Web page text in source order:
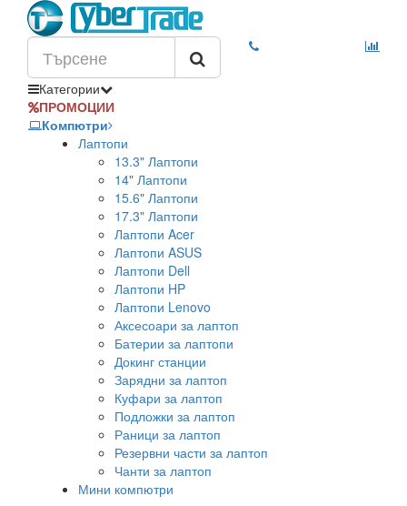
Категории
ПРОМОЦИИ
Компютри
Лаптопи
13.3" Лаптопи
14" Лаптопи
15.6" Лаптопи
17.3" Лаптопи
Лаптопи Acer
Лаптопи ASUS
Лаптопи Dell
Лаптопи HP
Лаптопи Lenovo
Аксесоари за лаптоп
Батерии за лаптопи
Докинг станции
Зарядни за лаптоп
Куфари за лаптоп
Подложки за лаптоп
Раници за лаптоп
Резервни части за лаптоп
Чанти за лаптоп
Мини компютри